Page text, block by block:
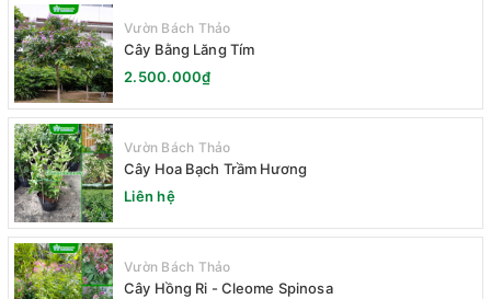
Vườn Bách Thảo
Cây Bằng Lăng Tím
2.500.000₫
Vườn Bách Thảo
Cây Hoa Bạch Trầm Hương
Liên hệ
Vườn Bách Thảo
Cây Hồng Ri - Cleome Spinosa